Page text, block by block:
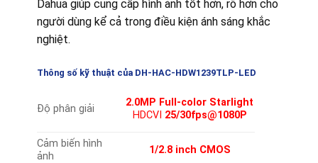
Dahua giúp cung cấp hình ảnh tốt hơn, rõ hơn cho
người dùng kể cả trong điều kiện ánh sáng khắc
nghiệt.
Thông số kỹ thuật của DH-HAC-HDW1239TLP-LED
Độ phân giải
2.0MP Full-color Starlight
HDCVI 25/30fps@1080P
Cảm biến hình
ảnh
1/2.8 inch CMOS